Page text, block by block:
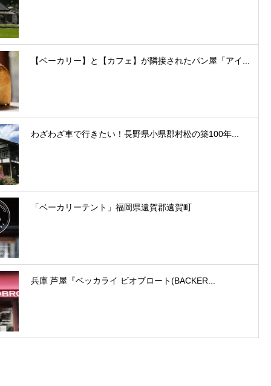
【ベーカリー】と【カフェ】が隣接されたパン屋「アイ...
わざわざ車で行きたい！長野県小県郡村松の築100年...
「ベーカリーテント」福岡県遠賀郡遠賀町
兵庫 芦屋『ベッカライ ビオブロート(BACKER...